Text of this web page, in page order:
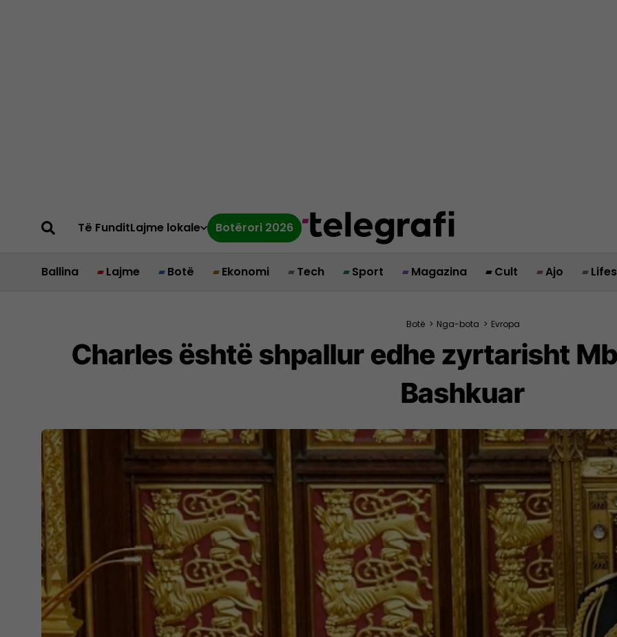
Të FunditLajme lokale Botërori 2026
Ballina Lajme Botë Ekonomi Tech Sport Magazina Cult Ajo
Botë > Nga-bota > Evropa
Charles është shpallur edhe zyrtarisht
Bashkuar